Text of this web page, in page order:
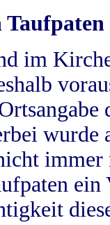
Taufpaten
im
wurde